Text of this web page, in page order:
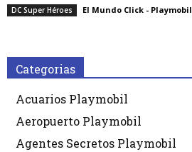
DC Super Héroes El Mundo Click - Playmobil
Categorias
Acuarios Playmobil
Aeropuerto Playmobil
Agentes Secretos Playmobil